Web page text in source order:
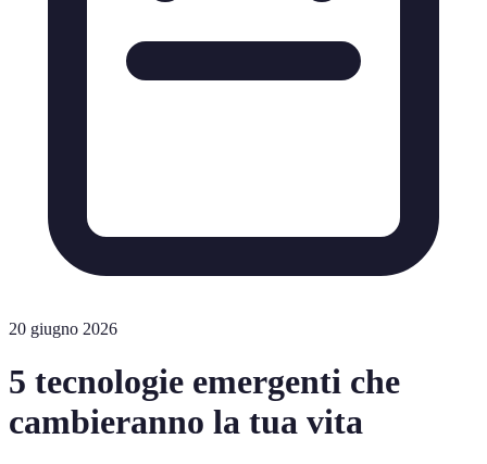
20 giugno 2026
5 tecnologie emergenti che
cambieranno la tua vita